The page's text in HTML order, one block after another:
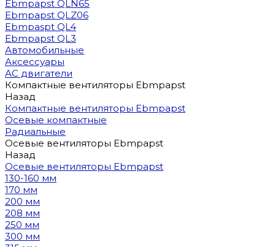
Ebmpapst QLN65
Ebmpapst QLZ06
Ebmpaspt QL4
Ebmpapst QL3
Автомобильные
Аксессуары
АС двигатели
Компактные вентиляторы Ebmpapst
Назад
Компактные вентиляторы Ebmpapst
Осевые компактные
Радиальные
Осевые вентиляторы Ebmpapst
Назад
Осевые вентиляторы Ebmpapst
130-160 мм
170 мм
200 мм
208 мм
250 мм
300 мм